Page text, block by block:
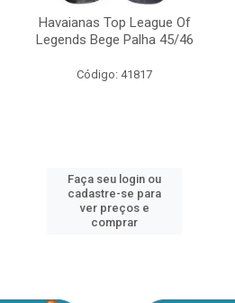
Havaianas Top League Of
Legends Bege Palha 45/46
Código: 41817
Faça seu login ou
cadastre-se para
ver preços e
comprar